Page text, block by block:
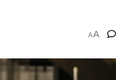
AA